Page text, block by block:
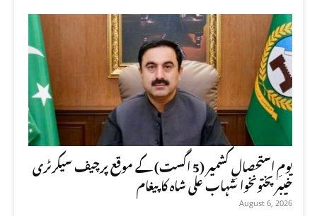
یومِ استحصالِ کشمیر (5 اگست) کے موقع پرچیف سیکرٹری
خیبر پختونخوا شہاب علی شاہ کا پیغام
August 6, 2026